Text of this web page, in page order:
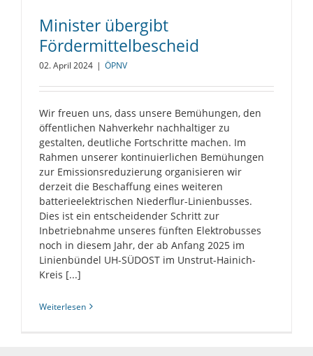
Minister übergibt
Fördermittelbescheid
02. April 2024 | ÖPNV
Wir freuen uns, dass unsere Bemühungen, den
öffentlichen Nahverkehr nachhaltiger zu
gestalten, deutliche Fortschritte machen. Im
Rahmen unserer kontinuierlichen Bemühungen
zur Emissionsreduzierung organisieren wir
derzeit die Beschaffung eines weiteren
batterieelektrischen Niederflur-Linienbusses.
Dies ist ein entscheidender Schritt zur
Inbetriebnahme unseres fünften Elektrobusses
noch in diesem Jahr, der ab Anfang 2025 im
Linienbündel UH-SÜDOST im Unstrut-Hainich-
Kreis [...]
Weiterlesen